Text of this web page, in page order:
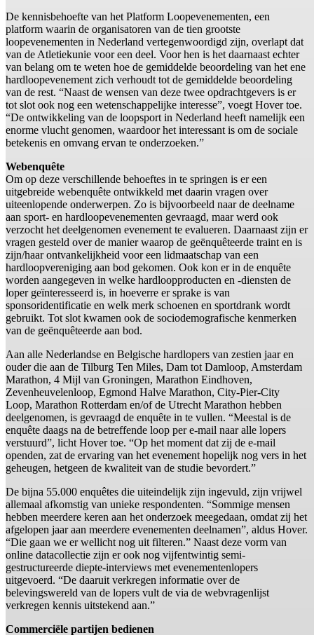
De kennisbehoefte van het Platform Loopevenementen, een
platform waarin de organisatoren van de tien grootste
loopevenementen in Nederland vertegenwoordigd zijn, overlapt dat
van de Atletiekunie voor een deel. Voor hen is het daarnaast echter
van belang om te weten hoe de gemiddelde beoordeling van het ene
hardloopevenement zich verhoudt tot de gemiddelde beoordeling
van de rest. “Naast de wensen van deze twee opdrachtgevers is er
tot slot ook nog een wetenschappelijke interesse”, voegt Hover toe.
“De ontwikkeling van de loopsport in Nederland heeft namelijk een
enorme vlucht genomen, waardoor het interessant is om de sociale
betekenis en omvang ervan te onderzoeken.”
Webenquête
Om op deze verschillende behoeftes in te springen is er een
uitgebreide webenquête ontwikkeld met daarin vragen over
uiteenlopende onderwerpen. Zo is bijvoorbeeld naar de deelname
aan sport- en hardloopevenementen gevraagd, maar werd ook
verzocht het deelgenomen evenement te evalueren. Daarnaast zijn er
vragen gesteld over de manier waarop de geënquêteerde traint en is
zijn/haar ontvankelijkheid voor een lidmaatschap van een
hardloopvereniging aan bod gekomen. Ook kon er in de enquête
worden aangegeven in welke hardloopproducten en -diensten de
loper geïnteresseerd is, in hoeverre er sprake is van
sponsoridentificatie en welk merk schoenen en sportdrank wordt
gebruikt. Tot slot kwamen ook de sociodemografische kenmerken
van de geënquêteerde aan bod.
Aan alle Nederlandse en Belgische hardlopers van zestien jaar en
ouder die aan de Tilburg Ten Miles, Dam tot Damloop, Amsterdam
Marathon, 4 Mijl van Groningen, Marathon Eindhoven,
Zevenheuvelenloop, Egmond Halve Marathon, City-Pier-City
Loop, Marathon Rotterdam en/of de Utrecht Marathon hebben
deelgenomen, is gevraagd de enquête in te vullen. “Meestal is de
enquête daags na de betreffende loop per e-mail naar alle lopers
verstuurd”, licht Hover toe. “Op het moment dat zij de e-mail
openden, zat de ervaring van het evenement hopelijk nog vers in het
geheugen, hetgeen de kwaliteit van de studie bevordert.”
De bijna 55.000 enquêtes die uiteindelijk zijn ingevuld, zijn vrijwel
allemaal afkomstig van unieke respondenten. “Sommige mensen
hebben meerdere keren aan het onderzoek meegedaan, omdat zij het
afgelopen jaar aan meerdere evenementen deelnamen”, aldus Hover.
“Die gaan we er wellicht nog uit filteren.” Naast deze vorm van
online datacollectie zijn er ook nog vijfentwintig semi-
gestructureerde diepte-interviews met evenementenlopers
uitgevoerd. “De daaruit verkregen informatie over de
belevingswereld van de lopers vult de via de webvragenlijst
verkregen kennis uitstekend aan.”
Commerciële partijen bedienen